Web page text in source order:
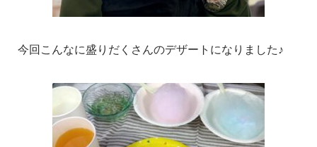
今回こんなに盛りだくさんのデザートになりました♪